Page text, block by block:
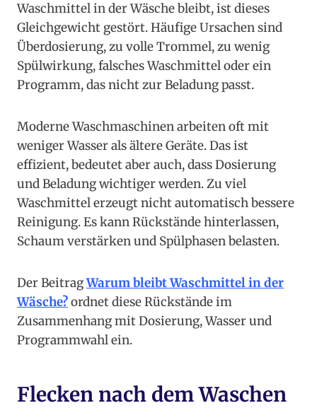
Waschmittel in der Wäsche bleibt, ist dieses
Gleichgewicht gestört. Häufige Ursachen sind
Überdosierung, zu volle Trommel, zu wenig
Spülwirkung, falsches Waschmittel oder ein
Programm, das nicht zur Beladung passt.
Moderne Waschmaschinen arbeiten oft mit
weniger Wasser als ältere Geräte. Das ist
effizient, bedeutet aber auch, dass Dosierung
und Beladung wichtiger werden. Zu viel
Waschmittel erzeugt nicht automatisch bessere
Reinigung. Es kann Rückstände hinterlassen,
Schaum verstärken und Spülphasen belasten.
Der BeitragWarum bleibt Waschmittel in der
Wäsche?ordnet diese Rückstände im
Zusammenhang mit Dosierung, Wasser und
Programmwahl ein.
Flecken nach dem Waschen